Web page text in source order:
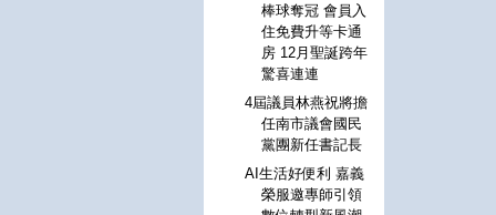
棒球奪冠 會員入
住免費升等卡通
房 12月聖誕跨年
驚喜連連
4屆議員林燕祝將擔
任南市議會國民
黨團新任書記長
AI生活好便利 嘉義
榮服邀專師引領